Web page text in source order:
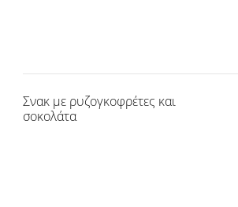
Σνακ με ρυζογκοφρέτες και
σοκολάτα